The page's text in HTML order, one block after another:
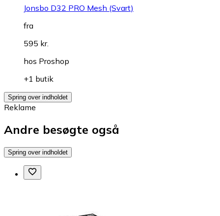
Jonsbo D32 PRO Mesh (Svart)
fra
595 kr.
hos Proshop
+1 butik
Spring over indholdet
Reklame
Andre besøgte også
Spring over indholdet